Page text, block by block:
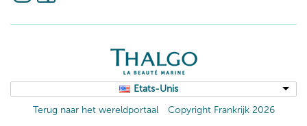
Etats-Unis
Terug naar het wereldportaal
Copyright Frankrijk 2026